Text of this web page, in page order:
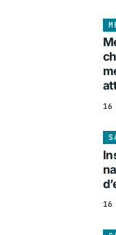
16
16